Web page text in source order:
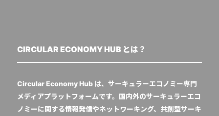
CIRCULAR ECONOMY HUB とは？
Circular Economy Hub は、サーキュラーエコノミー専門
メディアプラットフォームです。国内外のサーキュラーエコ
ノミーに関する情報発信やネットワーキング、共創型サーキ